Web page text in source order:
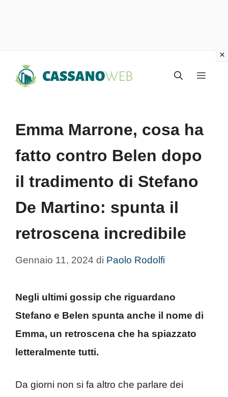
Menu
Emma Marrone, cosa ha
fatto contro Belen dopo
il tradimento di Stefano
De Martino: spunta il
retroscena incredibile
Gennaio 11, 2024 di Paolo Rodolfi
Negli ultimi gossip che riguardano
Stefano e Belen spunta anche il nome di
Emma, un retroscena che ha spiazzato
letteralmente tutti.
Da giorni non si fa altro che parlare dei